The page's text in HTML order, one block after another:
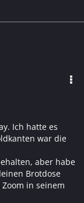
Ich hatte es
war die
aber habe
Brotdose
in seinem